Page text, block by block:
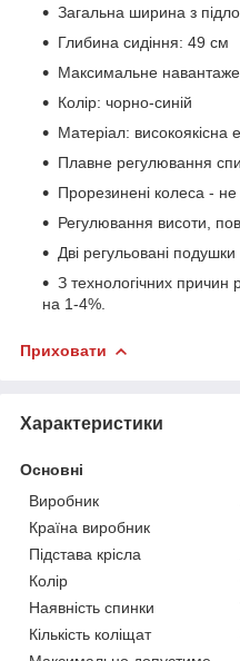
Загальна ширина з
Глибина сидіння: 49 см
Максимальне
Колір: чорно-синій
Матеріал: високоякісна
Плавне регулювання
Прорезинені колеса -
Регулювання висоти,
Дві регульовані подушки
З технологічних причин
на 1-4%.
Приховати
Характеристики
Основні
Виробник
Країна виробник
Підстава крісла
Колір
Наявність спинки
Кількість коліщат